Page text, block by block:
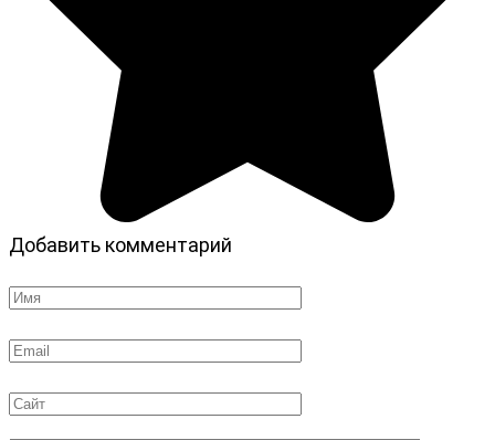
Добавить комментарий
Имя
Email
Сайт